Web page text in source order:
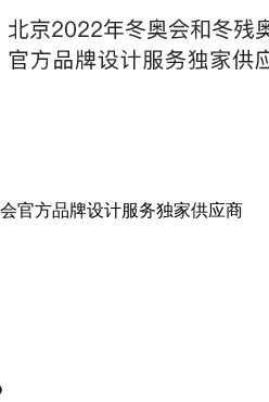
官方品牌设计服务独家供应商